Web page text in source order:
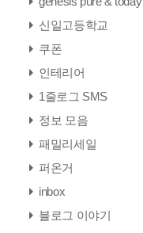
신일고등학교
쿠폰
인테리어
1줄로그 SMS
정보 모음
패밀리세일
퍼온거
inbox
블로그 이야기